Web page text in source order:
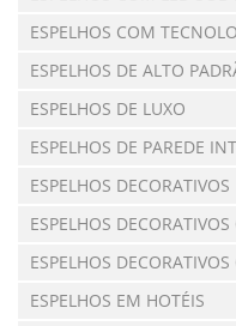
ESPELHOS COM
ESPELHOS DE ALTO
ESPELHOS DE LUXO
ESPELHOS DE PAREDE
ESPELHOS DECORATIVOS
ESPELHOS
ESPELHOS
ESPELHOS EM HOTÉIS